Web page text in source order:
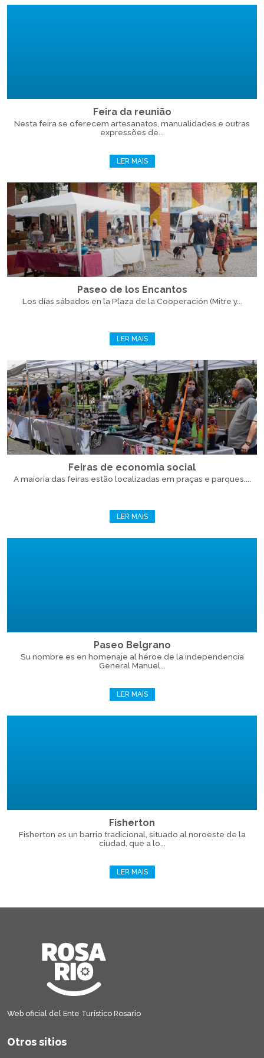
Feira da reunião
Nesta feira se oferecem artesanatos, manualidades e outras
expressões de...
LER MAIS
Paseo de los Encantos
Los días sábados en la Plaza de la Cooperación (Mitre y...
LER MAIS
Feiras de economia social
A maioria das feiras estão localizadas em praças e parques....
LER MAIS
Paseo Belgrano
Su nombre es en homenaje al héroe de la independencia
General Manuel...
LER MAIS
Fisherton
Fisherton es un barrio tradicional, situado al noroeste de la
ciudad, que a lo...
LER MAIS
Web oficial del Ente Turístico Rosario
Otros sitios